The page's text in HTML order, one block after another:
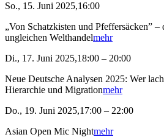
So., 15. Juni 2025,16:00
„Von Schatzkisten und Pfeffersäcken”
ungleichen Welthandelmehr
Di., 17. Juni 2025,18:00 – 20:00
Neue Deutsche Analysen 2025: Wer
Hierarchie und Migrationmehr
Do., 19. Juni 2025,17:00 – 22:00
Asian Open Mic Nightmehr